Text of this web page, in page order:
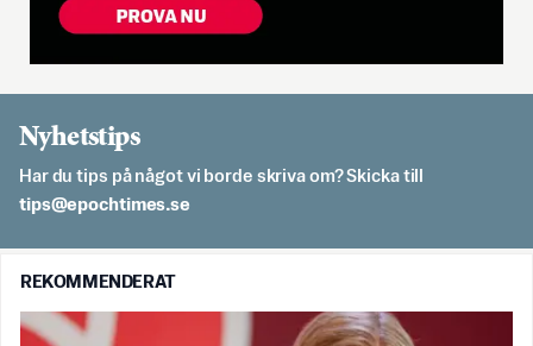
Nyhetstips
Har du tips på något vi borde skriva om? Skicka till
es.semithcope@spit
REKOMMENDERAT